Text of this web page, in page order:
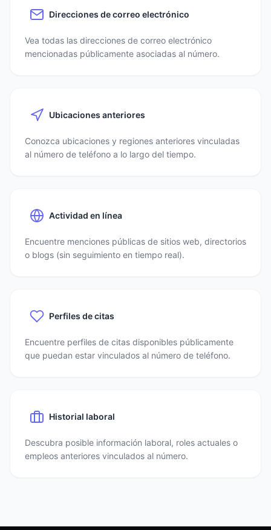
Direcciones de correo electrónico
Vea todas las direcciones de correo electrónico
mencionadas públicamente asociadas al número.
Ubicaciones anteriores
Conozca ubicaciones y regiones anteriores vinculadas
al número de teléfono a lo largo del tiempo.
Actividad en línea
Encuentre menciones públicas de sitios web, directorios
o blogs (sin seguimiento en tiempo real).
Perfiles de citas
Encuentre perfiles de citas disponibles públicamente
que puedan estar vinculados al número de teléfono.
Historial laboral
Descubra posible información laboral, roles actuales o
empleos anteriores vinculados al número.